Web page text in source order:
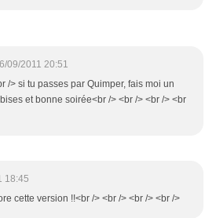
09/2011 20:51
/> si tu passes par Quimper, fais moi un
et bonne soirée<br /> <br /> <br /> <br
18:45
cette version !!<br /> <br /> <br /> <br />